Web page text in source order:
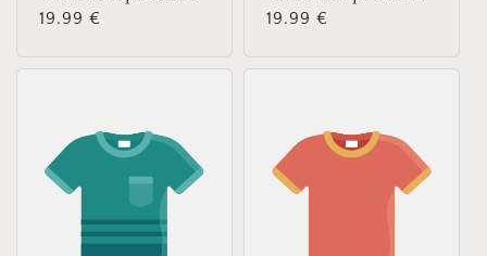
Prix
19.99 €
Prix
19.99 €